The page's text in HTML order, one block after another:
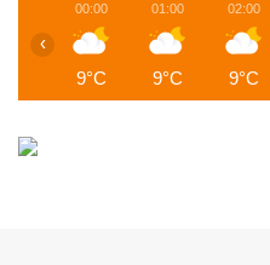
00:00
9°C
01:00
9°C
02:00
9°C
‹